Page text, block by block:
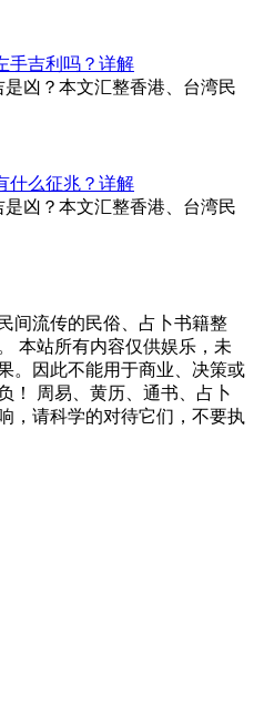
手吉利吗？详解
是凶？本文汇整香港、台湾民
什么征兆？详解
凶？本文汇整香港、台湾民
间流传的民俗、占卜书籍整
本站所有内容仅供娱乐，未
。因此不能用于商业、决策或
！ 周易、黄历、通书、占卜
，请科学的对待它们，不要执